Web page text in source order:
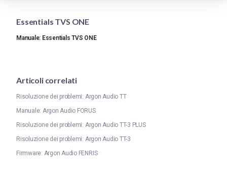
Essentials TVS ONE
Manuale: Essentials TVS ONE
Articoli correlati
Risoluzione dei problemi: Argon Audio TT
Manuale: Argon Audio FORUS
Risoluzione dei problemi: Argon Audio TT-3 PLUS
Risoluzione dei problemi: Argon Audio TT-3
Firmware: Argon Audio FENRIS